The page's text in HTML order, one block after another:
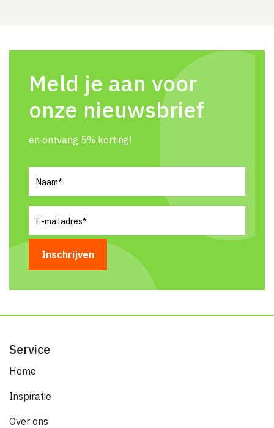
Meld je aan voor
onze nieuwsbrief
en ontvang 5% korting!
mailadres(Vereist)
Service
Home
Inspiratie
Over ons